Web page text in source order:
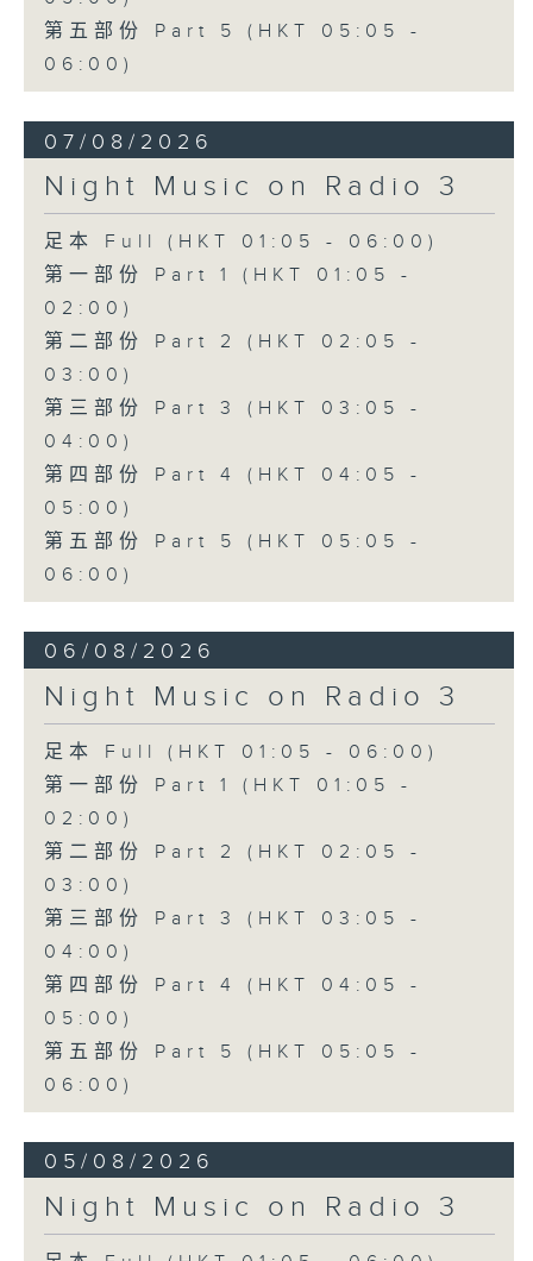
第五部份 Part 5 (HKT 05:05 -
06:00)
07/08/2026
Night Music on Radio 3
足本 Full (HKT 01:05 - 06:00)
第一部份 Part 1 (HKT 01:05 -
02:00)
第二部份 Part 2 (HKT 02:05 -
03:00)
第三部份 Part 3 (HKT 03:05 -
04:00)
第四部份 Part 4 (HKT 04:05 -
05:00)
第五部份 Part 5 (HKT 05:05 -
06:00)
06/08/2026
Night Music on Radio 3
足本 Full (HKT 01:05 - 06:00)
第一部份 Part 1 (HKT 01:05 -
02:00)
第二部份 Part 2 (HKT 02:05 -
03:00)
第三部份 Part 3 (HKT 03:05 -
04:00)
第四部份 Part 4 (HKT 04:05 -
05:00)
第五部份 Part 5 (HKT 05:05 -
06:00)
05/08/2026
Night Music on Radio 3